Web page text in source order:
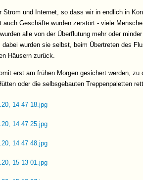
Strom und Internet, so dass wir in endlich in
Geschäfte wurden zerstört - viele
alle von der Überflutung mehr oder
wurden sie selbst, beim Übertreten des
Häusern zurück.
erst am frühen Morgen gesichert werden,
oder die selbsgebauten Treppenpaletten